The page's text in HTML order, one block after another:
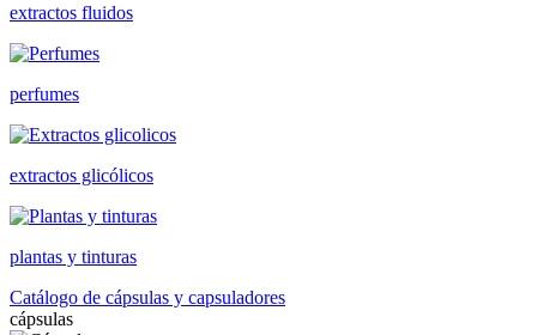
extractos fluidos
perfumes
extractos glicólicos
plantas y tinturas
Catálogo de cápsulas y capsuladores
cápsulas